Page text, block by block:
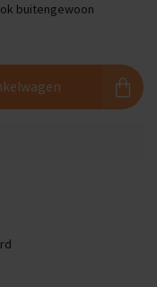
buitengewoon